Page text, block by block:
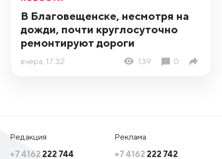
В Благовещенске, несмотря на
дожди, почти круглосуточно
ремонтируют дороги
вчера, 17:32 139 0
Редакция
+7 4162 222 744
Реклама
+7 4162 222 742